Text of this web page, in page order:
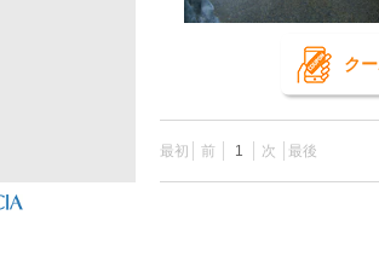
ク
最初 前 1 次 最後